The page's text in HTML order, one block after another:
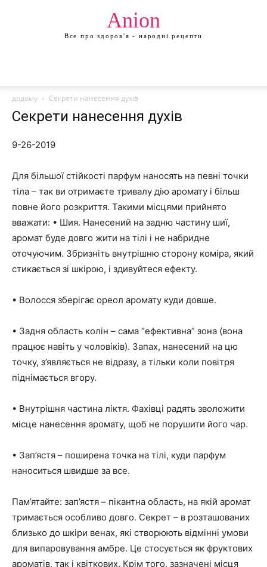
Anion
Все про здоров'я - народні рецепти
додому Секрети нанесення духів
Секрети нанесення духів
9-26-2019
Для більшої стійкості парфум наносять на певні точки
тіла – так ви отримаєте тривалу дію аромату і більш
повне його розкриття. Такими місцями прийнято
вважати: • Шия. Нанесений на задню частину шиї,
аромат буде довго жити на тілі і не набридне
оточуючим. Збризніть внутрішню сторону коміра, який
стикається зі шкірою, і здивуйтеся ефекту.
• Волосся зберігає ореол аромату куди довше.
• Задня область колін – сама “ефективна” зона (вона
працює навіть у чоловіків). Запах, нанесений на цю
точку, з’являється не відразу, а тільки коли повітря
піднімається вгору.
• Внутрішня частина ліктя. Фахівці радять зволожити
місце нанесення аромату, щоб не порушити його чар.
• Зап’ястя – поширена точка на тілі, куди парфум
наноситься швидше за все.
Пам’ятайте: зап’ястя – пікантна область, на якій аромат
тримається особливо довго. Секрет – в розташованих
близько до шкіри венах, які створюють відмінні умови
для випаровування амбре. Це стосується як фруктових
ароматів, так і квіткових. Крім того, зазначені місця